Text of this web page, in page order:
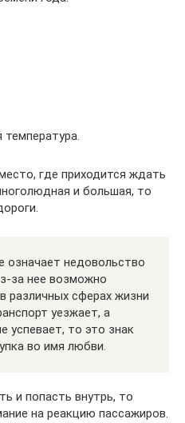
температура.
где приходится ждать
и большая, то
означает недовольство
за нее возможно
различных сферах жизни
уезжает, а
успевает, то это знак
во имя любви.
и попасть внутрь, то
на реакцию пассажиров.